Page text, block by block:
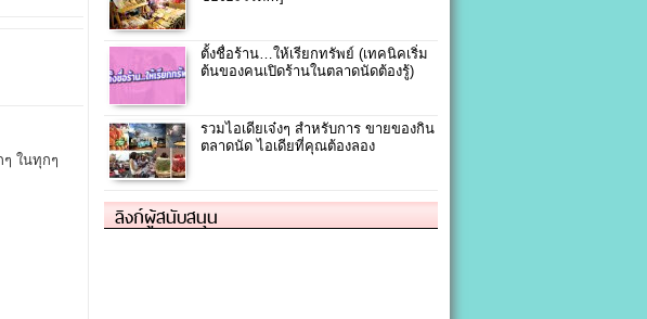
ๆ ในทุกๆ
ตั้งชื่อร้าน…ให้เรียกทรัพย์ (เทคนิคเริ่ม
ต้นของคนเปิดร้านในตลาดนัดต้องรู้)
รวมไอเดียเจ๋งๆ สำหรับการ ขายของกิน
ตลาดนัด ไอเดียที่คุณต้องลอง
ลิงก์ผู้สนับสนุน